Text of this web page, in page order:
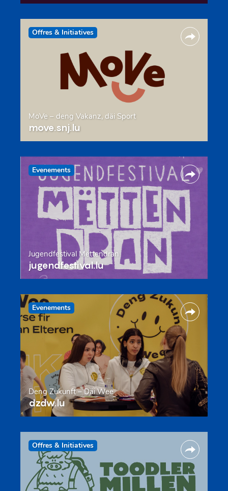
Offres & Initiatives
MoVe – deng Vakanz, däi Sport
move.snj.lu
Evenements
Jugendfestival Mëttendran
jugendfestival.lu
Evenements
Deng Zukunft – Däi Wee
dzdw.lu
Offres & Initiatives